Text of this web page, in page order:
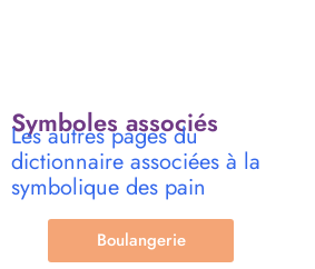
Symboles associés
Les autres pages du
dictionnaire associées à la
symbolique des pain
Boulangerie